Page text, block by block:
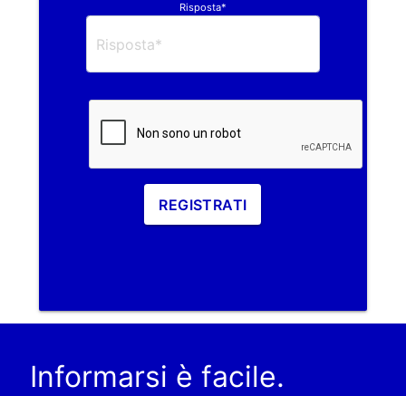
Risposta*
REGISTRATI
Informarsi è facile.